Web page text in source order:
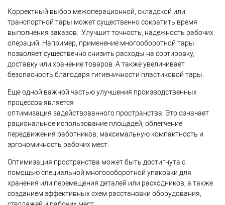
Корректный выбор межоперационной, складской или
транспортной тары может существенно сократить время
выполнения заказов. Улучшит точность, надежность рабочих
операций. Например, применение многооборотной тары
позволяет существенно снизить расходы на сортировку,
доставку или хранение товаров. А также увеличивает
безопасность благодаря гигиеничности пластиковой тары.
Еще одной важной частью улучшения производственных
процессов является
оптимизация задействованного пространства. Это означает
рациональное использование площадей, облегчение
передвижения работников, максимальную компактность и
эргономичность рабочих мест.
Оптимизация пространства может быть достигнута с
помощью специальной многоооборотной упаковки для
хранения или перемещения деталей или расходников, а также
созданием эффективных схем расстановки оборудования,